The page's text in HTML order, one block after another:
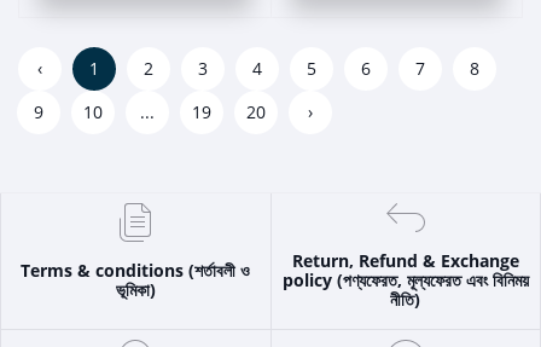
‹ 1 2 3 4 5 6 7
8
9
10 ... 19 20 ›
Terms & conditions (শর্তাবলী ও
ভূমিকা)
Return, Refund & Exchange
policy (পণ্যফেরত, মূল্যফেরত এবং বিনিময়
নীতি)